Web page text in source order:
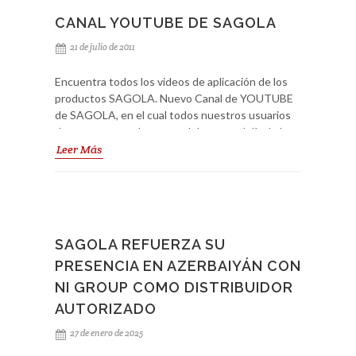
CANAL YOUTUBE DE SAGOLA
21 de julio de 2011
Encuentra todos los videos de aplicación de los
productos SAGOLA. Nuevo Canal de YOUTUBE
de SAGOLA, en el cual todos nuestros usuarios
de nuestros productos podrán estar al día de los
últimos videos producidos por SAGOLA. Con los
videos que se reproducen en nuestro canal, lo
de la 4500 Xtreme. Link:
https://www.youtube.com/c/Sagola
Leer Más
SAGOLA REFUERZA SU
PRESENCIA EN AZERBAIYÁN CON
NI GROUP COMO DISTRIBUIDOR
AUTORIZADO
27 de enero de 2025